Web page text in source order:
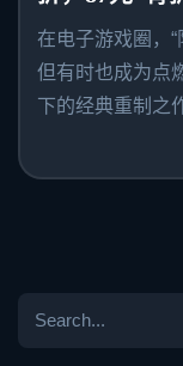
在电子游戏圈，“
但有时也成为点
下的经典重制之